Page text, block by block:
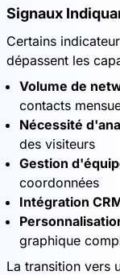
Signaux
Certains
dépassent les
Volume de
contacts
Nécessité
des visiteurs
Gestion
coordonnées
Intégration
graphique
La transition vers